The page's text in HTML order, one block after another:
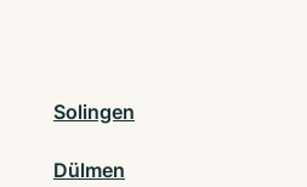
Solingen
Dülmen